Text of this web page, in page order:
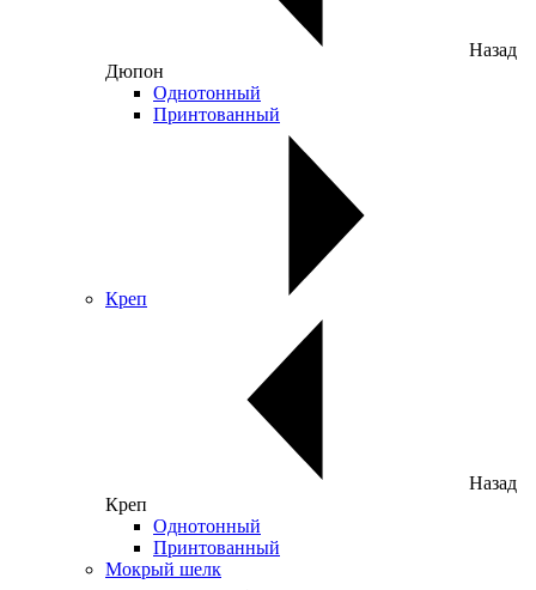
Назад
Дюпон
Однотонный
Принтованный
Креп
Назад
Креп
Однотонный
Принтованный
Мокрый шелк